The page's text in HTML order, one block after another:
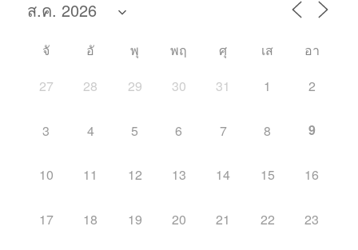
เรื่อง
City
เปลี่ยน
มนุษย์
คน”
จั อั พุ พฤ ศุ เส
อา
27
28 29 30 31 1 2
3 4 5 6 7 8 9
10 11 12 13 14 15 16
17 18 19 20 21 22 23